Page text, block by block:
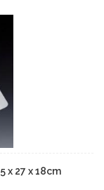
x 27 x 18cm